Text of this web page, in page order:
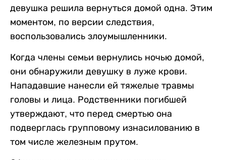
девушка решила вернуться домой одна. Этим
моментом, по версии следствия,
воспользовались злоумышленники.
Когда члены семьи вернулись ночью домой,
они обнаружили девушку в луже крови.
Нападавшие нанесли ей тяжелые травмы
головы и лица. Родственники погибшей
утверждают, что перед смертью она
подверглась групповому изнасилованию в
том числе железным прутом.